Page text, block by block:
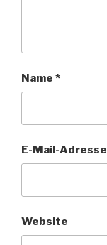
Name *
E-Mail-Adresse
Website